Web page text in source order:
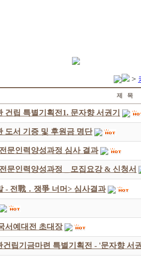
>
제 목
건립 특별기획전1. 문자향 서권기
도서 기증 및 후원금 명단
문인력양성과정 심사 결과
문인력양성과정 _ 모집요강 & 신청서
- 전戰 ․ 쟁爭 너머> 심사결과
서예대전 초대장
건립기금마련 특별기획전 - '문자향 서